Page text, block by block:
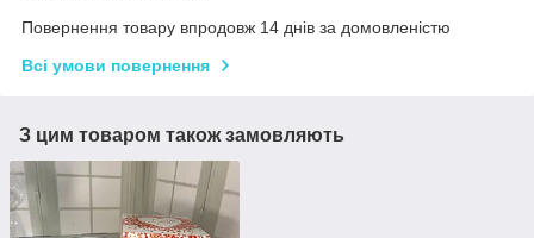
Повернення товару впродовж 14 днів за домовленістю
Всі умови повернення
З цим товаром також замовляють